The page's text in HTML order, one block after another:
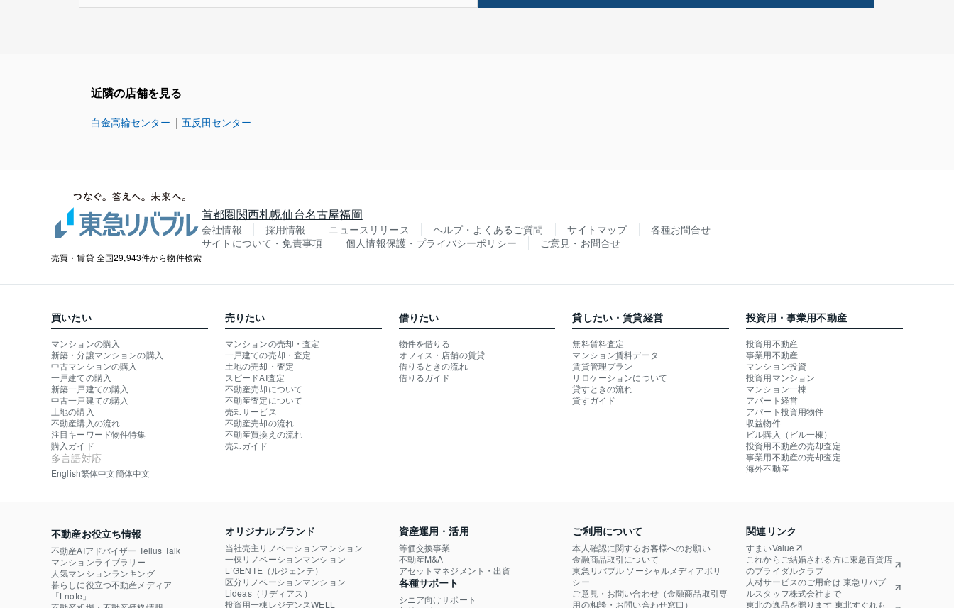
近隣の店舗を見る
白金高輪センター 五反田センター
売買・賃貸 全国29,943件から物件検索
首都圏関西札幌仙台名古屋福岡
会社情報 採用情報 ニュースリリース ヘルプ・よくあるご質問 サイトマップ
各種お問合せ
サイトについて・免責事項
個人情報保護・プライバシーポリシー ご意見・お問合せ
買いたい
マンションの購入
新築・分譲マンションの購入
中古マンションの購入
一戸建ての購入
新築一戸建ての購入
中古一戸建ての購入
土地の購入
不動産購入の流れ
注目キーワード物件特集
購入ガイド
多言語対応
English繁体中文簡体中文
売りたい
マンションの売却・査定
一戸建ての売却・査定
土地の売却・査定
スピードAI査定
不動産売却について
不動産査定について
売却サービス
不動産売却の流れ
不動産買換えの流れ
売却ガイド
借りたい
物件を借りる
オフィス・店舗の賃貸
借りるときの流れ
借りるガイド
貸したい・賃貸経営
無料賃料査定
マンション賃料データ
賃貸管理プラン
リロケーションについて
貸すときの流れ
貸すガイド
投資用・事業用不動産
投資用不動産
事業用不動産
マンション投資
投資用マンション
マンション一棟
アパート経営
アパート投資用物件
収益物件
ビル購入（ビル一棟）
投資用不動産の売却査定
事業用不動産の売却査定
海外不動産
不動産お役立ち情報
不動産AIアドバイザー Tellus Talk
マンションライブラリー
人気マンションランキング
暮らしに役立つ不動産メディア
「Lnote」
オリジナルブランド
当社売主リノベーションマンション
一棟リノベーションマンション
L`GENTE（ルジェンテ）
区分リノベーションマンション
Lideas（リディアス）
投資用一棟レジデンスWELL
資産運用・活用
等価交換事業
不動産M&A
アセットマネジメント・出資
各種サポート
シニア向けサポート
ご利用について
本人確認に関するお客様へのお願い
金融商品取引について
東急リバブル ソーシャルメディアポリ
シー
ご意見・お問い合わせ（金融商品取引専
用の相談・お問い合わせ窓口）
関連リンク
すまいValue
これからご結婚される方に東急百貨店
のブライダルクラブ
人材サービスのご用命は 東急リバブ
ルスタッフ株式会社まで
東北の逸品を贈ります 東北すぐれも